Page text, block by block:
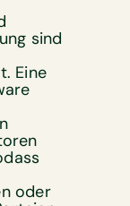
sind
Eine
oder